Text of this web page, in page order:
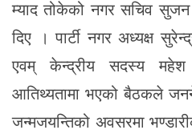
म्याद तोकेको नगर सचिव सुजन
दिए । पार्टी नगर अध्यक्ष
एवम् केन्द्रीय सदस्य महेश
आतिथ्यतामा भएको बैठकले
जन्मजयन्तिको अवसरमा